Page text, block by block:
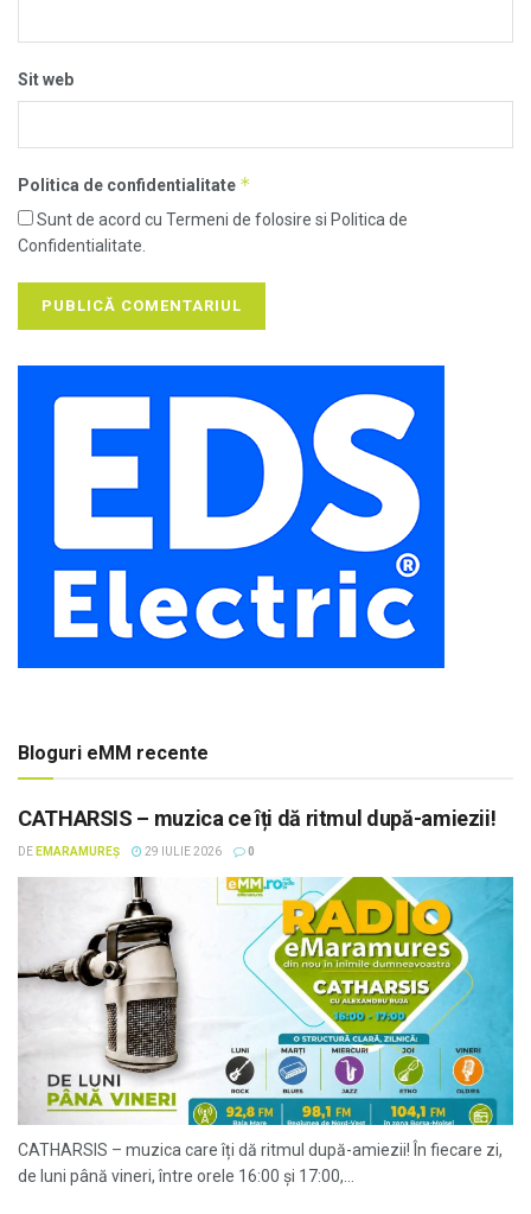
Sit web
Politica de confidentialitate *
Sunt de acord cu Termeni de folosire si Politica de
Confidentialitate.
Bloguri eMM recente
CATHARSIS – muzica ce îți dă ritmul după-amiezii!
DE EMARAMUREȘ 29 IULIE 2026 0
CATHARSIS – muzica care îți dă ritmul după-amiezii! În fiecare zi,
de luni până vineri, între orele 16:00 și 17:00,...